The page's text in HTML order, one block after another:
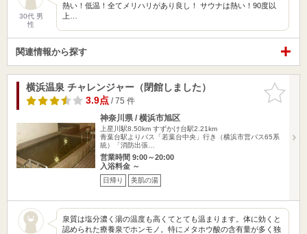
30代 男
性
熱い！低温！全てメリハリがあり良し！ サウナは熱い！90度以
上…
関連情報から探す
お気に入
りに追加
横浜温泉 チャレンジャー（閉館しました）
3.9点/ 75 件
神奈川県 / 横浜市旭区
上星川駅8.50km すずかけ台駅2.21km
青葉台駅よりバス「若葉台中央」行き（横浜市営バス65系
統）「消防出張…
営業時間 9:00～20:00
入浴料金 ～
日帰り 美肌の湯
泉質は塩分濃く湯の温度も高くてとても温まります。体に効くと
認められた療養泉でホンモノ。特にメタホウ酸の含有量が多く独